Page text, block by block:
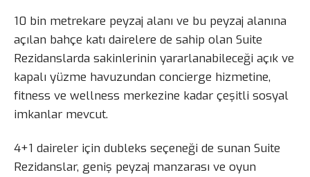
10 bin metrekare peyzaj alanı ve bu peyzaj alanına
açılan bahçe katı dairelere de sahip olan Suite
Rezidanslarda sakinlerinin yararlanabileceği açık ve
kapalı yüzme havuzundan concierge hizmetine,
fitness ve wellness merkezine kadar çeşitli sosyal
imkanlar mevcut.
4+1 daireler için dubleks seçeneği de sunan Suite
Rezidanslar, geniş peyzaj manzarası ve oyun